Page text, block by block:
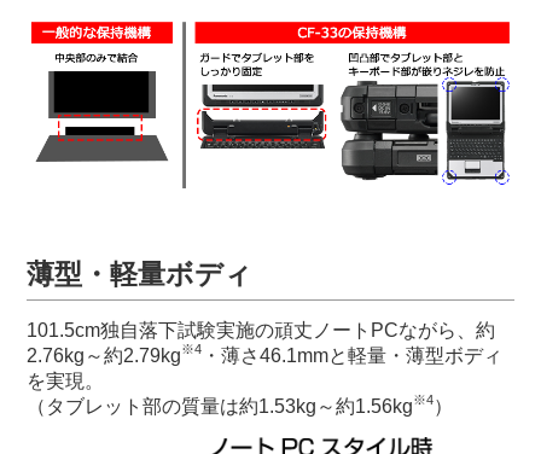
薄型・軽量ボディ
101.5cm独自落下試験実施の頑丈ノートPCながら、約
2.76kg～約2.79kg※4 ・薄さ46.1mmと軽量・薄型ボディ
を実現。
（タブレット部の質量は約1.53kg～約1.56kg※4）